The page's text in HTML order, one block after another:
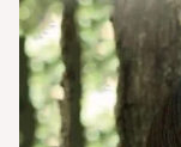
Il pubblico, che
confronti, in [']